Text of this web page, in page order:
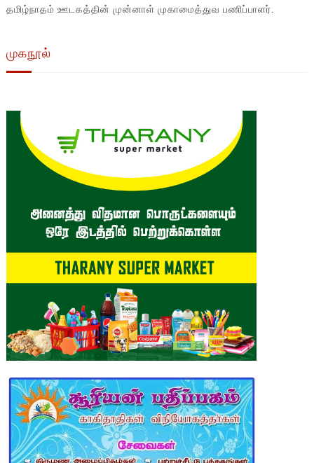
தமிழ்நாதம் ஊடகத்தின் முன்னாள் முகாமைத்துவ பணிப்பாளர்.
முகநூல்